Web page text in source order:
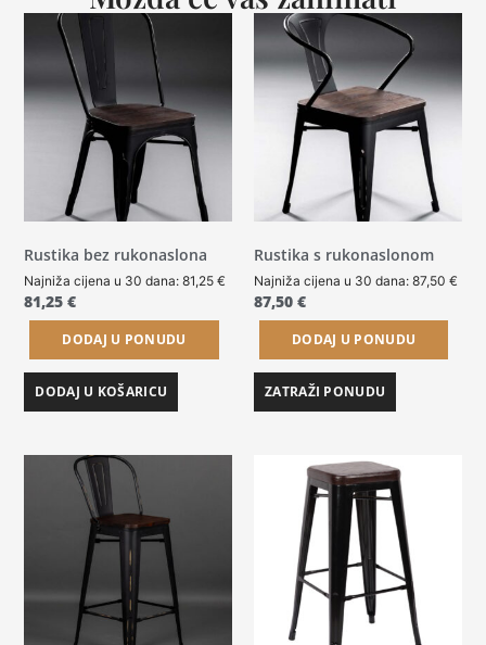
Rustika bez rukonaslona
Najniža cijena u 30 dana:81,25€
81,25€
DODAJ U PONUDU
DODAJ U KOŠARICU
Rustika s rukonaslonom
Najniža cijena u 30 dana: 87,50 €
87,50 €
DODAJ U PONUDU
ZATRAŽI PONUDU